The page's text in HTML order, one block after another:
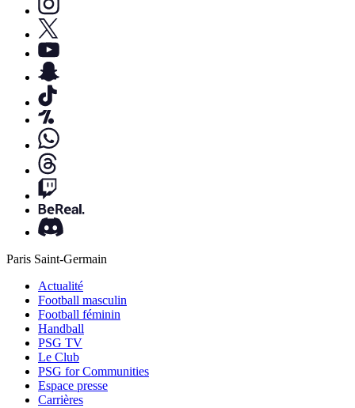
Paris Saint-Germain
Actualité
Football masculin
Football féminin
Handball
PSG TV
Le Club
PSG for Communities
Espace presse
Carrières